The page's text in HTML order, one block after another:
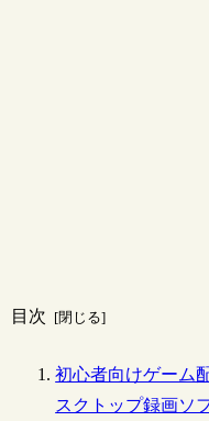
目次
初心者向けゲーム
スクトップ録画ソ